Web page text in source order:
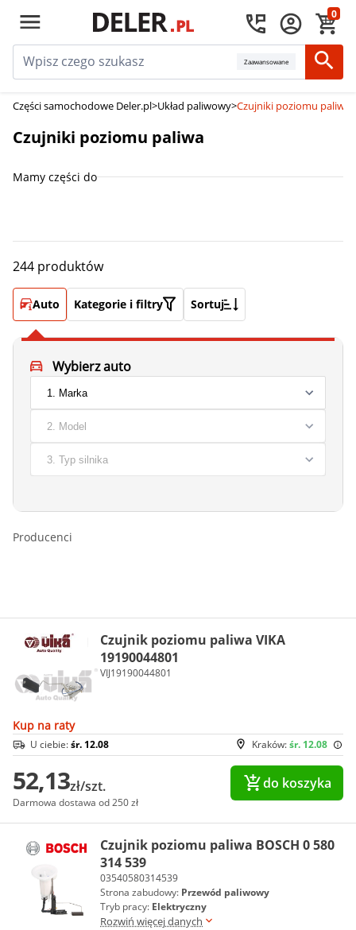
0
Zaawansowane
Części samochodowe Deler.pl>Układ paliwowy>Czujniki poziomu paliwa
Czujniki poziomu paliwa
Mamy części do
244 produktów
Auto Kategorie i filtry Sortuj
Wybierz auto
Producenci
Czujnik poziomu paliwa VIKA
19190044801
VIJ19190044801
Kup na raty
Kraków:śr. 12.08
U ciebie:śr. 12.08
52,13zł/szt.
Darmowa dostawa od 250 zł
do koszyka
Czujnik poziomu paliwa BOSCH 0 580
314 539
03540580314539
Strona zabudowy: Przewód paliwowy
Tryb pracy: Elektryczny
Rozwiń więcej danych